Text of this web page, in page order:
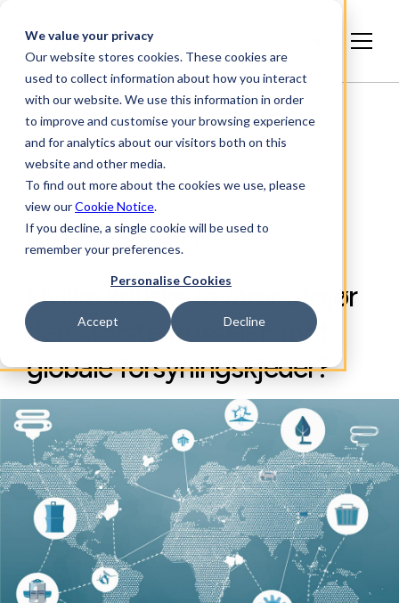
We value your privacy
Our website stores cookies. These cookies are
used to collect information about how you interact
with our website. We use this information in order
to improve and customise your browsing experience
and for analytics about our visitors both on this
website and other media.
To find out more about the cookies we use, please
view ourCookie Notice.
If you decline, a single cookie will be used to
remember your preferences.
Personalise Cookies
Accept Decline
bokmål
ARTIKKEL, BRANSJEINNSIKT
Hvilke kritiske råvarer utgjør
den største trusselen mot
globale forsyningskjeder?